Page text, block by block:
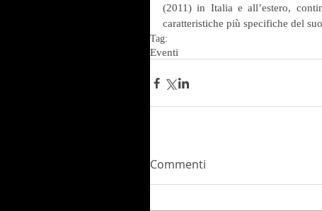
(2011) in Italia e all’estero,
caratteristiche più specifiche del
Tag:
Eventi
Commenti